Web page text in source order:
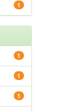
1
1
1
1